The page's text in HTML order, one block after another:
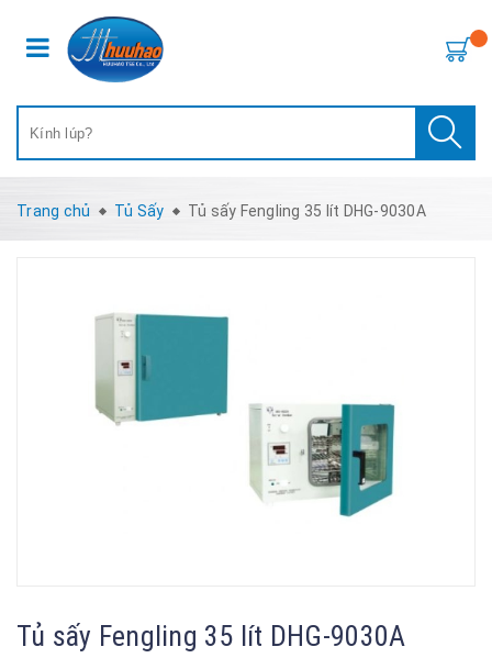
Trang chủ Tủ Sấy Tủ sấy Fengling 35 lít DHG-9030A
Tủ sấy Fengling 35 lít DHG-9030A